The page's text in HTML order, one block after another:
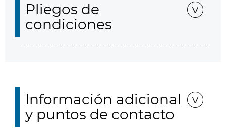
Pliegos de
condiciones
Información adicional
y puntos de contacto